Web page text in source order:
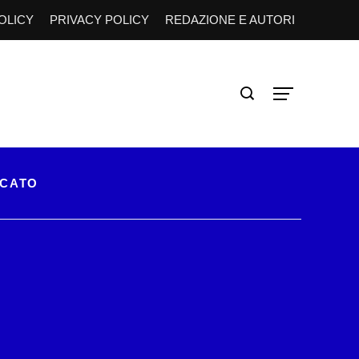
PRIVACY POLICY REDAZIONE E AUTORI